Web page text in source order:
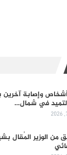
4 أشخاص وإصابة
في شمال…
من الوزير المُقال